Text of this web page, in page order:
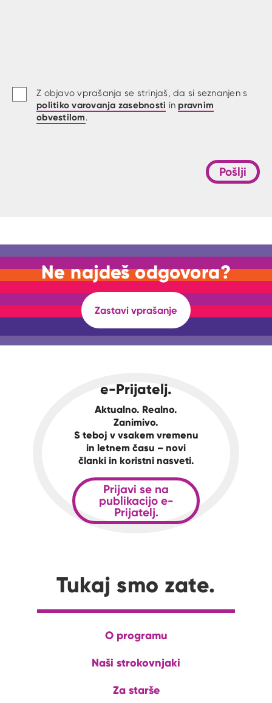
Z objavo vprašanja se strinjaš, da si seznanjen s
politiko varovanja zasebnosti in pravnim
obvestilom.
Pošlji
Ne najdeš odgovora?
Zastavi vprašanje
e-Prijatelj.
Aktualno. Realno.
Zanimivo.
S teboj v vsakem vremenu
in letnem času – novi
članki in koristni nasveti.
Prijavi se na
publikacijo e-
Prijatelj.
Tukaj smo zate.
O programu
Naši strokovnjaki
Za starše